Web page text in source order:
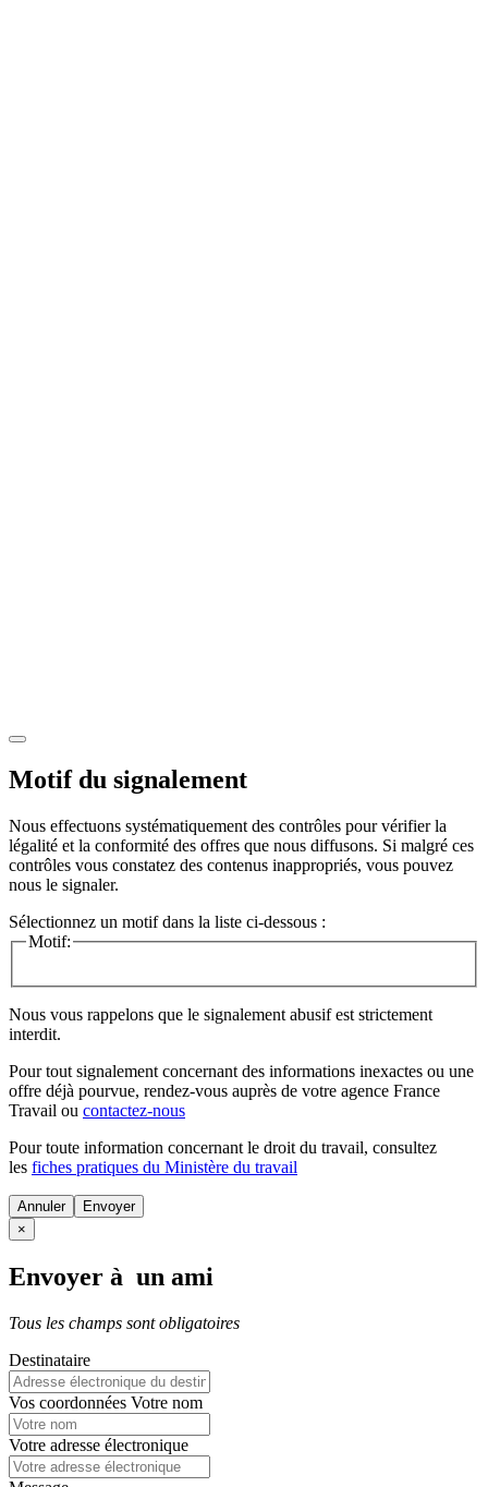
Motif du signalement
Nous effectuons systématiquement des contrôles pour vérifier la
légalité et la conformité des offres que nous diffusons. Si malgré ces
contrôles vous constatez des contenus inappropriés, vous pouvez
nous le signaler.
Sélectionnez un motif dans la liste ci-dessous :
Motif:
Nous vous rappelons que le signalement abusif est strictement
interdit.
Pour tout signalement concernant des informations inexactes ou une
offre déjà pourvue, rendez-vous auprès de votre agence France
Travail ou contactez-nous
Pour toute information concernant le droit du travail, consultez
les fiches pratiques du Ministère du travail
Annuler
×
Envoyer à un ami
Tous les champs sont obligatoires
Destinataire
Vos coordonnées Votre nom
Votre adresse électronique